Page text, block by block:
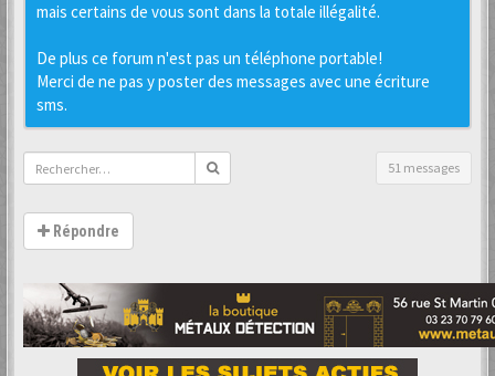
mais certains de vous sont dans la totale illégalité.
De plus ce forum n'est pas un téléphone portable!
Merci de ne pas y poster des messages avec une écriture
sms.
51 messages
Répondre